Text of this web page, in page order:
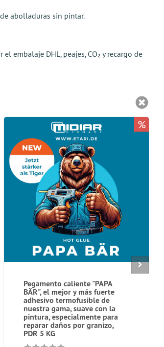
abolladuras sin pintar.
embalaje DHL, peajes, CO₂ y recargo de
Pegamento caliente "PAPA
BÄR", el mejor y más fuerte
adhesivo termofusible de
nuestra gama, suave con la
pintura, especialmente para
reparar daños por granizo,
PDR 5 KG
%